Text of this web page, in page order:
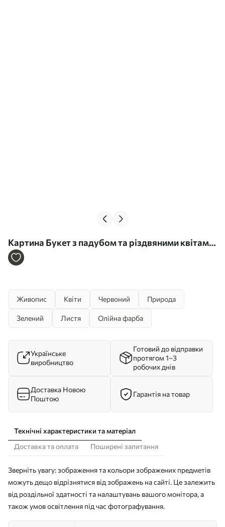
Картина Букет з падубом та різдвяними квітами
на темному тлі Арт. s41272
Живопис Квіти Червоний Природа
Зелений Листя Олійна фарба
Українське
виробництво
Готовий до відправки
протягом 1–3
робочих днів
Доставка Новою
Поштою
Гарантія на товар
Технічні характеристики та матеріал
Доставка та оплата
Поширені запитання
Зверніть увагу: зображення та кольори зображених предметів
можуть дещо відрізнятися від зображень на сайті. Це залежить
від роздільної здатності та налаштувань вашого монітора, а
також умов освітлення під час фотографування.